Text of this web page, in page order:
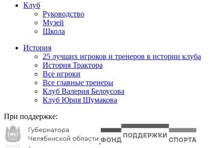
Клуб
Руководство
Музей
Школа
История
25 лучших игроков и тренеров в истории клуба
История Трактора
Все игроки
Все главные тренеры
Клуб Валерия Белоусова
Клуб Юрия Шумакова
При поддержке: